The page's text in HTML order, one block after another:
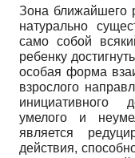
Зона ближайшего
натурально
само собой
ребенку
особая форма
взрослого
инициативного
умелого и
является
действия,